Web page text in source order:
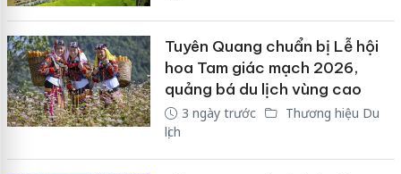
Tuyên Quang chuẩn bị Lễ hội
hoa Tam giác mạch 2026,
quảng bá du lịch vùng cao
3 ngày trước
Thương hiệu Du
lịch